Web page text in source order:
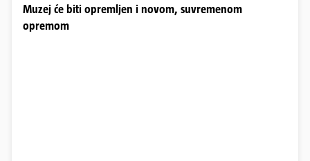
Muzej će biti opremljen i novom, suvremenom
opremom